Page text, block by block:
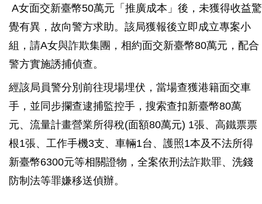
A女面交新臺幣50萬元「推廣成本」後，未獲得收益驚
覺有異，故向警方求助。該局獲報後立即成立專案小
組，請A女與詐欺集團，相約面交新臺幣80萬元，配合
警方實施誘捕偵查。
經該局員警分別前往現場埋伏，當場查獲港籍面交車
手，並同步攔查逮捕監控手，搜索查扣新臺幣80萬
元、流量計畫營業所得稅(面額80萬元) 1張、高鐵票票
根1張、工作手機3支、車輛1台、護照1本及不法所得
新臺幣6300元等相關證物，全案依刑法詐欺罪、洗錢
防制法等罪嫌移送偵辦。